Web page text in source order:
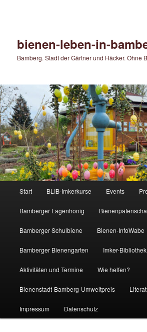
bienen-leben-in-
Bamberg. Stadt der Gärtner und Häcker. Ohne
Start BLIB-Imkerkurse Events
Bamberger Lagenhonig
Bamberger Schulbiene Bienen-InfoWabe
Bamberger Bienengarten Imker-Bibliothek
Aktivitäten und Termine Wie helfen?
Bienenstadt-Bamberg-Umweltpreis
Impressum Datenschutz